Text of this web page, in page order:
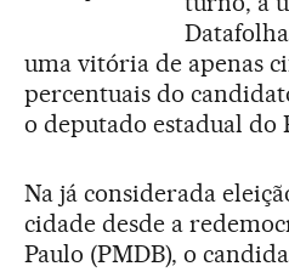
uma vitória de apenas
percentuais do
o deputado estadual do
Na já considerada
cidade desde a
Paulo (PMDB), o